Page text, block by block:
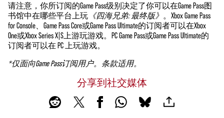
请注意，你所订阅的Game Pass级别决定了你可以在Game Pass图
书馆中在哪些平台上玩 《四海兄弟: 最终版》 。Xbox Game Pass
for Console、Game Pass Core或Game Pass Ultimate的订阅者可以在Xbox
One或Xbox Series X|S上游玩游戏。PC Game Pass或Game Pass Ultimate的
订阅者可以在 PC 上玩游戏。
*仅面向Game Pass订阅用户。条款适用。
分享到社交媒体